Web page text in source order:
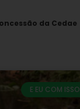
da Cedae
E EU COM ISSO